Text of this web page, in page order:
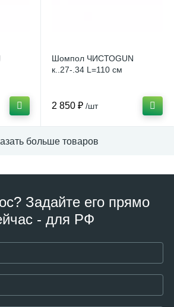
Шомпол ЧИСТОGUN
к..27-.34 L=110 см
2 850 ₽ /шт
больше товаров
Задайте его прямо
- для РФ